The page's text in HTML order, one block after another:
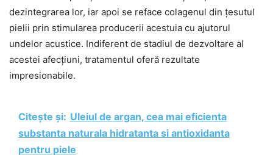
dezintegrarea lor, iar apoi se reface colagenul din țesutul
pielii prin stimularea producerii acestuia cu ajutorul
undelor acustice. Indiferent de stadiul de dezvoltare al
acestei afecțiuni, tratamentul oferă rezultate
impresionabile.
Citește și: Uleiul de argan, cea mai eficienta
substanta naturala hidratanta si antioxidanta
pentru piele